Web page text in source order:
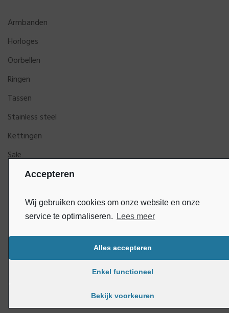
Accepteren
Wij gebruiken cookies om onze website en onze
service te optimaliseren.
Lees meer
Alles accepteren
Enkel functioneel
Bekijk voorkeuren
Armbanden
Horloges
Oorbellen
Ringen
Tassen
Stainless steel
Kettingen
Sale
Copyright © DijkGelukSieraden | Ontwikkeld door